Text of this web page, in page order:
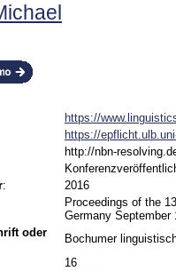
https://
https://
http://nbn-
:
2016
Proceedings of the
Germany September
oder
Bochumer
16